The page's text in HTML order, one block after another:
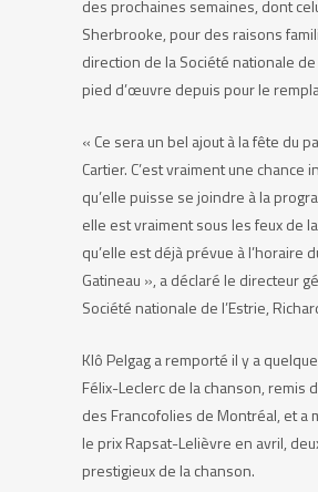
des prochaines semaines, dont
Sherbrooke, pour des raisons
direction de la Société nationale de
pied d’œuvre depuis pour le
« Ce sera un bel ajout à la fête du
Cartier. C’est vraiment une chance
qu’elle puisse se joindre à la
elle est vraiment sous les feux de
qu’elle est déjà prévue à l’horaire
Gatineau », a déclaré le directeur
Société nationale de l’Estrie,
Klô Pelgag a remporté il y a
Félix-Leclerc de la chanson, remis
des Francofolies de Montréal, et a
le prix Rapsat-Lelièvre en avril,
prestigieux de la chanson.